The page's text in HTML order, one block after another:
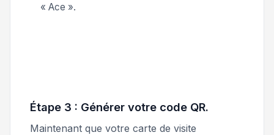
« Ace ».
Étape 3 : Générer votre code QR.
Maintenant que votre carte de visite